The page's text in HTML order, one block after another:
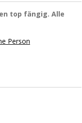
top fängig. Alle
Person